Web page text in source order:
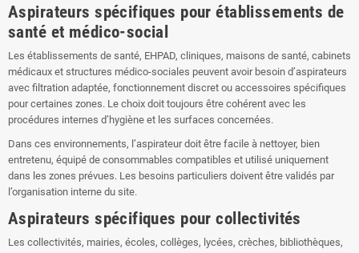
Aspirateurs spécifiques pour établissements de
santé et médico-social
Les établissements de santé, EHPAD, cliniques, maisons de santé, cabinets
médicaux et structures médico-sociales peuvent avoir besoin d’aspirateurs
avec filtration adaptée, fonctionnement discret ou accessoires spécifiques
pour certaines zones. Le choix doit toujours être cohérent avec les
procédures internes d’hygiène et les surfaces concernées.
Dans ces environnements, l’aspirateur doit être facile à nettoyer, bien
entretenu, équipé de consommables compatibles et utilisé uniquement
dans les zones prévues. Les besoins particuliers doivent être validés par
l’organisation interne du site.
Aspirateurs spécifiques pour collectivités
Les collectivités, mairies, écoles, collèges, lycées, crèches, bibliothèques,